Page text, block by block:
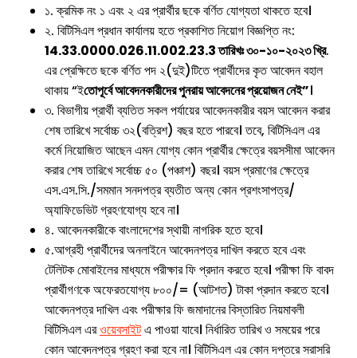
১. ক্রমিক নং ১ এবং ২ এর প্রার্থীর ছকে বর্ণিত যোগ্যতা থাকতে হবে।
২. বিটিসিএল প্রধান কার্যালয় হতে প্রকাশিত নিয়োগ বিজ্ঞপ্তি নং:
14.33.0000.026.11.002.23.3 তারিখঃ ৩০-১০-২০২৩ খ্রি.
এর প্রেক্ষিতে ছকে বর্ণিত পদ ২(দুই)টিতে প্রার্থীদের কৃত আবেদন বহাল
থাকায় “ইতোপূর্বে আবেদনকারীদের পুনরায় আবেদনের প্রয়োজন নেই”।
৩. বিভাগীয় প্রার্থী ব্যতিত সকল পর্যায়ের আবেদনকারীর বয়স আবেদন করার
শেষ তারিখে সর্বোচ্চ ৩২(বত্রিশ) বছর হতে পারবে। তবে, বিটিসিএল এর
কর্মে নিয়োজিত আছেন এমন যোগ্য কোন প্রার্থীর ক্ষেত্রে বয়সসীমা আবেদন
করার শেষ তারিখে সর্বোচ্চ ৫০ (পঞ্চাশ) বছর। বয়স প্রমাণের ক্ষেত্রে
এস.এস.সি./সমমান সনদপত্র ব্যতীত অন্য কোন প্রশংসাপত্র/
অ্যাফিডেভিট গ্রহণযোগ্য হবে না।
৪. আবেদনকারীকে বাংলাদেশের স্থায়ী নাগরিক হতে হবে।
৫.আগ্রহী প্রার্থীদের অনলাইনে আবেদনপত্র দাখিল করতে হবে এবং
টেলিটক মোবাইলের মাধ্যমে পরীক্ষার ফি প্রদান করতে হবে। পরীক্ষা ফি বাবদ
প্রার্থীগণকে অফেরতযোগ্য ৮০০/= (আটশত) টাকা প্রদান করতে হবে।
আবেদনপত্র দাখিল এবং পরীক্ষার ফি জমাদানের বিস্তারিত নিয়মাবলী
বিটিসিএল এরওয়েবসাইটএ পাওয়া যাবে। নির্ধারিত তারিখ ও সময়ের পরে
কোন আবেদনপত্র গ্রহণ করা হবে না। বিটিসিএল এর কোন দপ্তরে সরাসরি